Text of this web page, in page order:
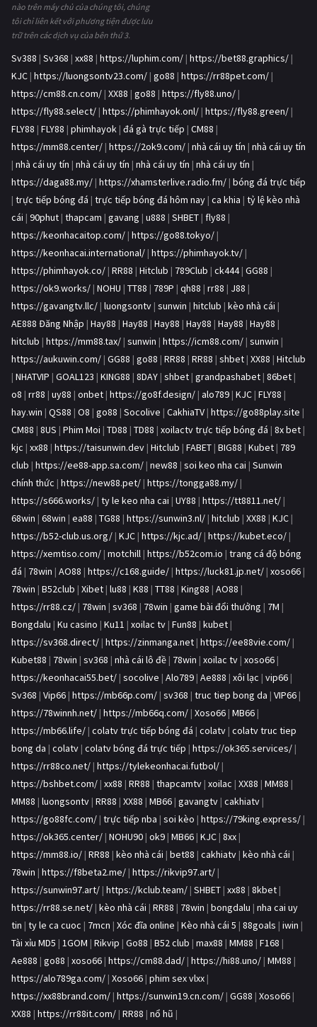
nào trên máy chủ của chúng tôi, chúng
tôi chỉ liên kết với phương tiện được lưu
trữ trên các dịch vụ của bên thứ 3.
Sv388 | Sv368 | xx88 | https://luphim.com/ | https://bet88.graphics/ |
KJC | https://luongsontv23.com/ | go88 | https://rr88pet.com/ |
https://cm88.cn.com/ | XX88 | go88 | https://fly88.uno/ |
https://fly88.select/ | https://phimhayok.onl/ | https://fly88.green/ |
FLY88 | FLY88 | phimhayok | đá gà trực tiếp | CM88 |
https://mm88.center/ | https://2ok9.com/ | nhà cái uy tín | nhà cái uy tín
| nhà cái uy tín | nhà cái uy tín | nhà cái uy tín | nhà cái uy tín |
https://daga88.my/ | https://xhamsterlive.radio.fm/ | bóng đá trực tiếp
| trực tiếp bóng đá | trực tiếp bóng đá hôm nay | ca khia | tỷ lệ kèo nhà
cái | 90phut | thapcam | gavang | u888 | SHBET | fly88 |
https://keonhacaitop.com/ | https://go88.tokyo/ |
https://keonhacai.international/ | https://phimhayok.tv/ |
https://phimhayok.co/ | RR88 | Hitclub | 789Club | ck444| GG88 |
https://ok9.works/ | NOHU | TT88 | 789P | qh88 | rr88 | J88 |
https://gavangtv.llc/ | luongsontv | sunwin | hitclub | kèo nhà cái |
AE888 Đăng Nhập | Hay88 | Hay88 | Hay88 | Hay88 | Hay88 | Hay88 |
hitclub | https://mm88.tax/ | sunwin | https://icm88.com/ | sunwin |
https://aukuwin.com/ | GG88 | go88 | RR88 | RR88 | shbet | XX88 | Hitclub
| NHATVIP | GOAL123 | KING88 | 8DAY | shbet | grandpashabet | 86bet |
o8 | rr88 | uy88 | onbet | https://go8f.design/ | alo789 | KJC | FLY88 |
hay.win | QS88 | O8 | go88 | Socolive | CakhiaTV | https://go88play.site |
CM88 | 8US | Phim Moi | TD88 | TD88 | xoilactv trực tiếp bóng đá | 8x bet |
kjc | xx88 | https://taisunwin.dev | Hitclub | FABET | BIG88 | Kubet | 789
club | https://ee88-app.sa.com/ | new88 | soi keo nha cai | Sunwin
chính thức | https://new88.pet/ | https://tongga88.my/ |
https://s666.works/ | ty le keo nha cai | UY88 | https://tt8811.net/ |
68win | 68win | ea88 | TG88 | https://sunwin3.nl/ | hitclub | XX88 | KJC |
https://b52-club.us.org/ | KJC | https://kjc.ad/ | https://kubet.eco/ |
https://xemtiso.com/ | motchill | https://b52com.io | trang cá độ bóng
đá | 78win | AO88 | https://c168.guide/ | https://luck81.jp.net/ | xoso66 |
78win | B52club | Xibet | lu88 | K88 | TT88 | King88 | AO88 |
https://rr88.cz/ | 78win | sv368 | 78win | game bài đổi thưởng | 7M |
Bongdalu | Ku casino | Ku11 | xoilac tv | Fun88 | kubet |
https://sv368.direct/ | https://zinmanga.net | https://ee88vie.com/ |
Kubet88 | 78win | sv368 | nhà cái lô đề | 78win | xoilac tv | xoso66 |
https://keonhacai55.bet/ | socolive | Alo789 | Ae888 | xôi lạc | vip66 |
Sv368 | Vip66 | https://mb66p.com/ | sv368 | truc tiep bong da | VIP66 |
https://78winnh.net/ | https://mb66q.com/ | Xoso66 | MB66 |
https://mb66.life/ | colatv trực tiếp bóng đá | colatv | colatv truc tiep
bong da | colatv | colatv bóng đá trực tiếp | https://ok365.services/ |
https://rr88co.net/ | https://tylekeonhacai.futbol/ |
https://bshbet.com/ | xx88 | RR88 | thapcamtv | xoilac | XX88 | MM88 |
MM88 | luongsontv | RR88 | XX88 | MB66 | gavangtv | cakhiatv |
https://go88fc.com/ | trực tiếp nba | soi kèo | https://79king.express/ |
https://ok365.center/ | NOHU90 | ok9 | MB66 | KJC | 8xx |
https://mm88.io/ | RR88 | kèo nhà cái | bet88 | cakhiatv | kèo nhà cái |
78win | https://f8beta2.me/ | https://rikvip97.art/ |
https://sunwin97.art/ | https://kclub.team/ | SHBET | xx88 | 8kbet |
https://rr88.se.net/ | kèo nhà cái | RR88 | 78win | bongdalu | nha cai uy
tin | ty le ca cuoc | 7mcn | Xóc đĩa online | Kèo nhà cái 5 | 88goals | iwin |
Tài xỉu MD5 | 1GOM | Rikvip | Go88 | B52 club | max88 | MM88 | F168 |
Ae888 | go88 | xoso66 | https://cm88.dad/ | https://hi88.uno/ | MM88 |
https://alo789ga.com/ | Xoso66 | phim sex vlxx |
https://xx88brand.com/ | https://sunwin19.cn.com/ | GG88 | Xoso66 |
XX88 | https://rr88it.com/ | RR88 | nổ hũ |